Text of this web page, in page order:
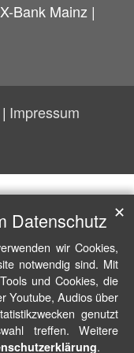
Bank Mainz |
Impressum
Datenschutz
wir Cookies,
notwendig sind. Mit
und Cookies, die
Youtube, Audios über
genutzt
treffen. Weitere
.
✕